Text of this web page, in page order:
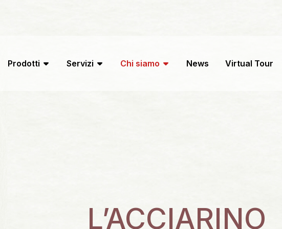
Prodotti Servizi Chi siamo News Virtual Tour
L’ACCIARINO